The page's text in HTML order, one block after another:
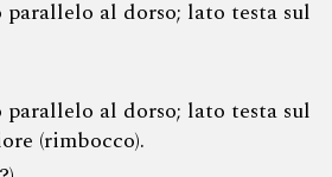
parallelo al dorso; lato testa sul
parallelo al dorso; lato testa sul
(rimbocco).